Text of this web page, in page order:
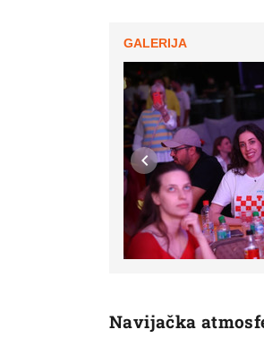
GALERIJA
Navijačka